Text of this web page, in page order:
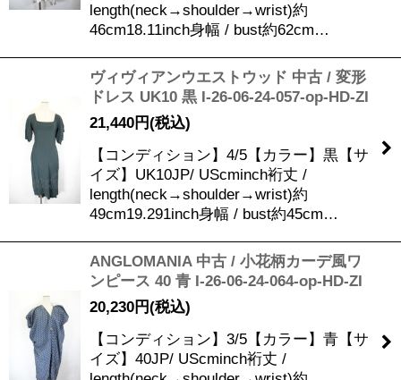
length(neck→shoulder→wrist)約
46cm18.11inch身幅 / bust約62cm…
ヴィヴィアンウエストウッド 中古 / 変形
ドレス UK10 黒 I-26-06-24-057-op-HD-ZI
21,440円(税込)
【コンディション】4/5【カラー】黒【サ
イズ】UK10JP/ UScminch裄丈 /
length(neck→shoulder→wrist)約
49cm19.291inch身幅 / bust約45cm…
ANGLOMANIA 中古 / 小花柄カーデ風ワ
ンピース 40 青 I-26-06-24-064-op-HD-ZI
20,230円(税込)
【コンディション】3/5【カラー】青【サ
イズ】40JP/ UScminch裄丈 /